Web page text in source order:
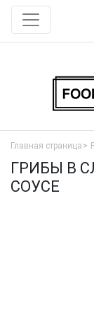
Главная страница
ГРИБЫ В
СОУСЕ